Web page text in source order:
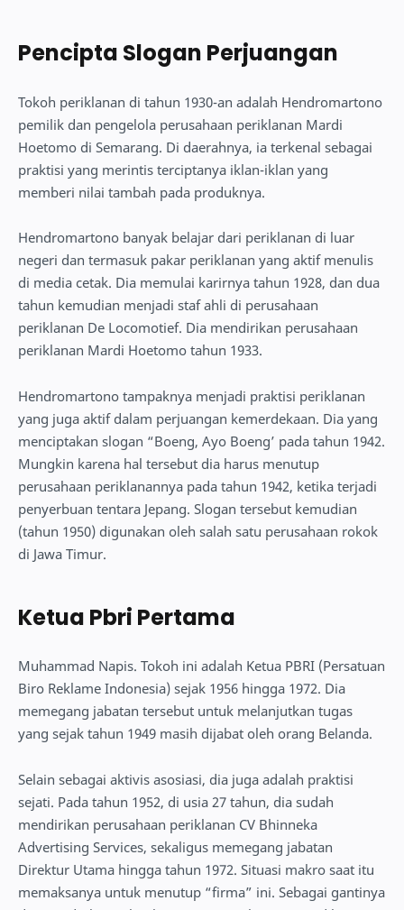
Pencipta Slogan Perjuangan
Tokoh periklanan di tahun 1930-an adalah Hendromartono
pemilik dan pengelola perusahaan periklanan Mardi
Hoetomo di Semarang. Di daerahnya, ia terkenal sebagai
praktisi yang merintis terciptanya iklan-iklan yang
memberi nilai tambah pada produknya.
Hendromartono banyak belajar dari periklanan di luar
negeri dan termasuk pakar periklanan yang aktif menulis
di media cetak. Dia memulai karirnya tahun 1928, dan dua
tahun kemudian menjadi staf ahli di perusahaan
periklanan De Locomotief. Dia mendirikan perusahaan
periklanan Mardi Hoetomo tahun 1933.
Hendromartono tampaknya menjadi praktisi periklanan
yang juga aktif dalam perjuangan kemerdekaan. Dia yang
menciptakan slogan “Boeng, Ayo Boeng’ pada tahun 1942.
Mungkin karena hal tersebut dia harus menutup
perusahaan periklanannya pada tahun 1942, ketika terjadi
penyerbuan tentara Jepang. Slogan tersebut kemudian
(tahun 1950) digunakan oleh salah satu perusahaan rokok
di Jawa Timur.
Ketua Pbri Pertama
Muhammad Napis. Tokoh ini adalah Ketua PBRI (Persatuan
Biro Reklame Indonesia) sejak 1956 hingga 1972. Dia
memegang jabatan tersebut untuk melanjutkan tugas
yang sejak tahun 1949 masih dijabat oleh orang Belanda.
Selain sebagai aktivis asosiasi, dia juga adalah praktisi
sejati. Pada tahun 1952, di usia 27 tahun, dia sudah
mendirikan perusahaan periklanan CV Bhinneka
Advertising Services, sekaligus memegang jabatan
Direktur Utama hingga tahun 1972. Situasi makro saat itu
memaksanya untuk menutup “firma” ini. Sebagai gantinya